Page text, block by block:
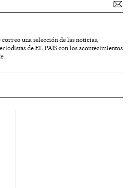
correo una selección de las noticias,
de EL PAÍS con los acontecimientos